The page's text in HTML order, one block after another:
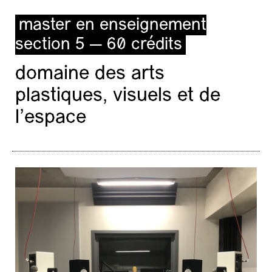
master en enseignement
section 5 — 60 crédits
domaine des arts
plastiques, visuels et de
l’espace